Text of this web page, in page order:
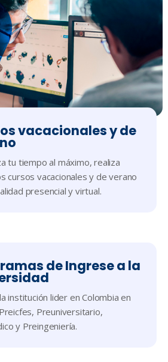
vacacionales y de
tu tiempo al máximo, realiza
cursos vacacionales y de verano
presencial y virtual.
de Ingrese a la
institución lider en Colombia en
Preuniversitario,
y Preingeniería.